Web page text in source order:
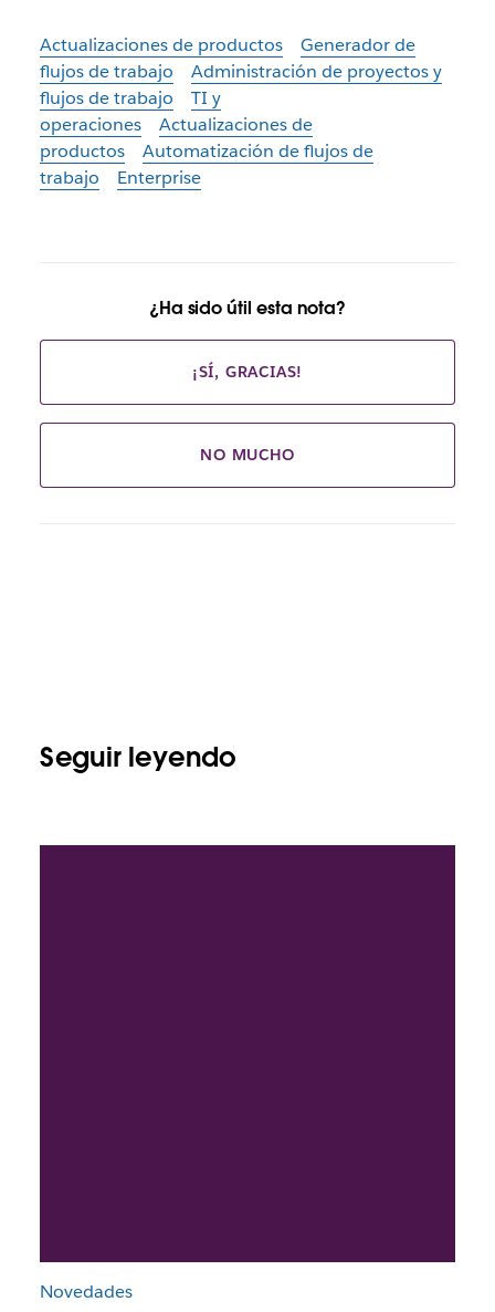
Actualizaciones de productos
Generador de
flujos de trabajo
Administración de proyectos y
flujos de trabajo
TI y
operaciones
Actualizaciones de
productos
Automatización de flujos de
trabajo
Enterprise
¿Ha sido útil esta nota?
¡SÍ, GRACIAS!
NO MUCHO
Seguir leyendo
Novedades